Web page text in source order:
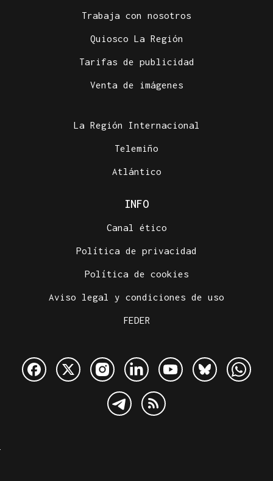
Trabaja con nosotros
Quiosco La Región
Tarifas de publicidad
Venta de imágenes
La Región Internacional
Telemiño
Atlántico
INFO
Canal ético
Política de privacidad
Política de cookies
Aviso legal y condiciones de uso
FEDER